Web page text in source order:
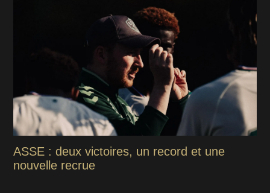
ASSE : deux victoires, un record et une
nouvelle recrue